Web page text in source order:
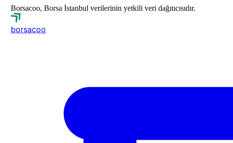
Borsacoo, Borsa İstanbul verilerinin yetkili veri dağıtıcısıdır.
borsacoo